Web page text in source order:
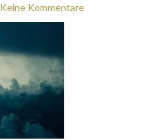
Keine Kommentare